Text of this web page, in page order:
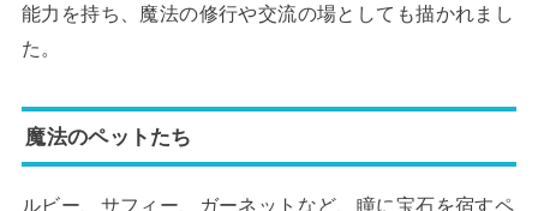
能力を持ち、魔法の修行や交流の場としても描かれまし
た。
魔法のペットたち
ルビー、サフィー、ガーネットなど、瞳に宝石を宿すペ